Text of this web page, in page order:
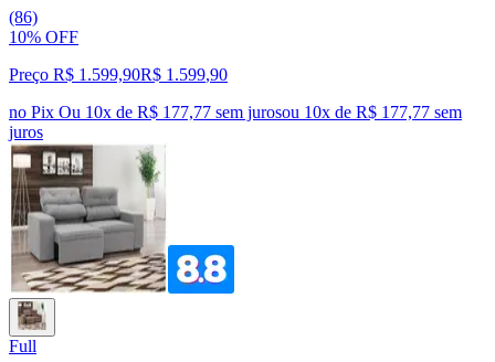
(86)
10% OFF
Preço R$ 1.599,90R$ 1.599,90
no Pix Ou 10x de R$ 177,77 sem jurosou 10x de R$ 177,77 sem
juros
Full